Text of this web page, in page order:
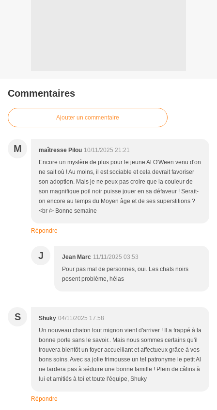
Commentaires
Ajouter un commentaire
M maîtresse Pilou 10/11/2025 21:21
Encore un mystère de plus pour le jeune Al O'Ween venu d'on
ne sait où ! Au moins, il est sociable et cela devrait favoriser
son adoption. Mais je ne peux pas croire que la couleur de
son magnifique poil noir puisse jouer en sa défaveur ! Serait-
on encore au temps du Moyen âge et de ses superstitions ?
<br /> Bonne semaine
Répondre
J Jean Marc 11/11/2025 03:53
Pour pas mal de personnes, oui. Les chats noirs
posent problème, hélas
S Shuky 04/11/2025 17:58
Un nouveau chaton tout mignon vient d'arriver ! Il a frappé à la
bonne porte sans le savoir.. Mais nous sommes certains qu'il
trouvera bientôt un foyer accueillant et affectueux grâce à vos
bons soins. Avec sa jolie frimousse un tel patronyme le petit Al
ne tardera pas à séduire une bonne famille ! Plein de câlins à
lui et amitiés à toi et toute l'équipe, Shuky
Répondre